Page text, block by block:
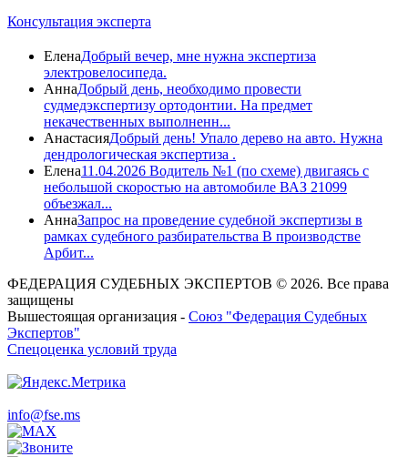
Консультация эксперта
ЕленаДобрый вечер, мне нужна экспертиза
электровелосипеда.
АннаДобрый день, необходимо провести
судмедэкспертизу ортодонтии. На предмет
некачественных выполненн...
АнастасияДобрый день! Упало дерево на авто. Нужна
дендрологическая экспертиза .
Елена11.04.2026 Водитель №1 (по схеме) двигаясь с
небольшой скоростью на автомобиле ВАЗ 21099
объезжал...
АннаЗапрос на проведение судебной экспертизы в
рамках судебного разбирательства В производстве
Арбит...
ФЕДЕРАЦИЯ СУДЕБНЫХ ЭКСПЕРТОВ © 2026. Все права
защищены
Вышестоящая организация - Союз "Федерация Судебных
Экспертов"
Спецоценка условий труда
info@fse.ms